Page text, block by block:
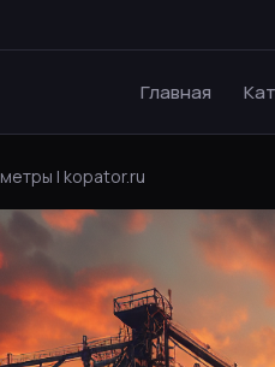
Главная
| kopator.ru